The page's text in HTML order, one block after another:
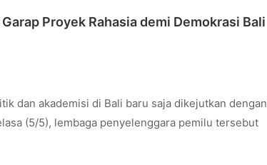
Proyek Rahasia demi Demokrasi Bali
dan akademisi di Bali baru saja dikejutkan dengan
(5/5), lembaga penyelenggara pemilu tersebut